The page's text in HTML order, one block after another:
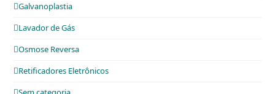
Galvanoplastia
Lavador de Gás
Osmose Reversa
Retificadores Eletrônicos